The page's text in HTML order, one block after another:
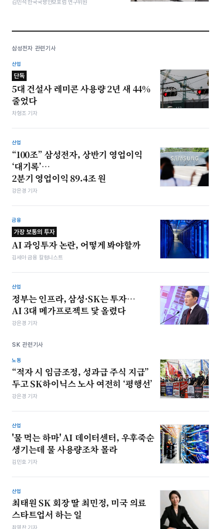
김민석 한국국방안보포럼 연구위원
삼성전자 관련기사
산업
단독
5대 건설사 레미콘 사용량 2년 새 44%
줄었다
차형조 기자
산업
“100조” 삼성전자, 상반기 영업이익
‘대기록’…
2분기 영업이익 89.4조 원
강은경 기자
금융
가장 보통의 투자
AI 과잉투자 논란, 어떻게 봐야할까
김세아 금융 칼럼니스트
산업
정부는 인프라, 삼성·SK는 투자…
AI 3대 메가프로젝트 닻 올렸다
강은경 기자
SK 관련기사
노동
“적자 시 임금조정, 성과급 주식 지급”
두고 SK하이닉스 노사 여전히 ‘평행선’
강은경 기자
산업
'물 먹는 하마' AI 데이터센터, 우후죽순
생기는데 물 사용량조차 몰라
김민호 기자
산업
최태원 SK 회장 딸 최민정, 미국 의료
스타트업서 하는 일
최영찬 기자